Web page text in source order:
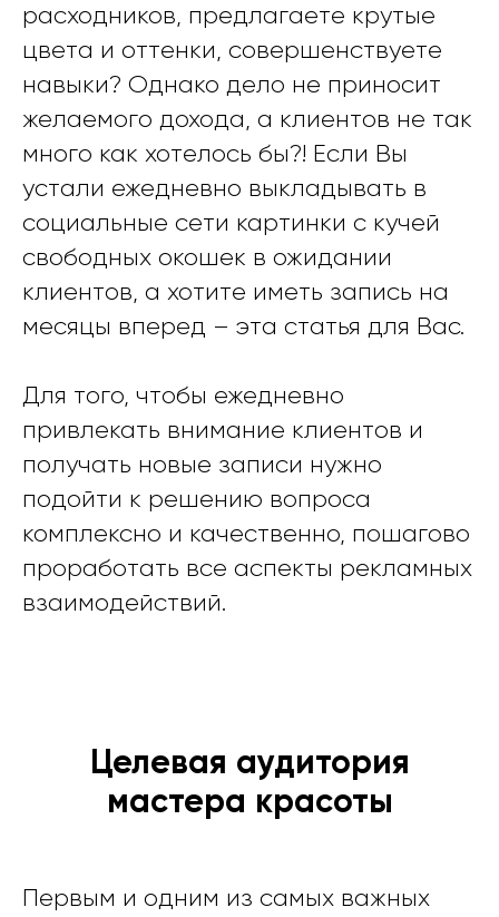
расходников, предлагаете крутые
цвета и оттенки, совершенствуете
навыки? Однако дело не приносит
желаемого дохода, а клиентов не так
много как хотелось бы?! Если Вы
устали ежедневно выкладывать в
социальные сети картинки с кучей
свободных окошек в ожидании
клиентов, а хотите иметь запись на
месяцы вперед – эта статья для Вас.
Для того, чтобы ежедневно
привлекать внимание клиентов и
получать новые записи нужно
подойти к решению вопроса
комплексно и качественно, пошагово
проработать все аспекты рекламных
взаимодействий.
Целевая аудитория
мастера красоты
Первым и одним из самых важных